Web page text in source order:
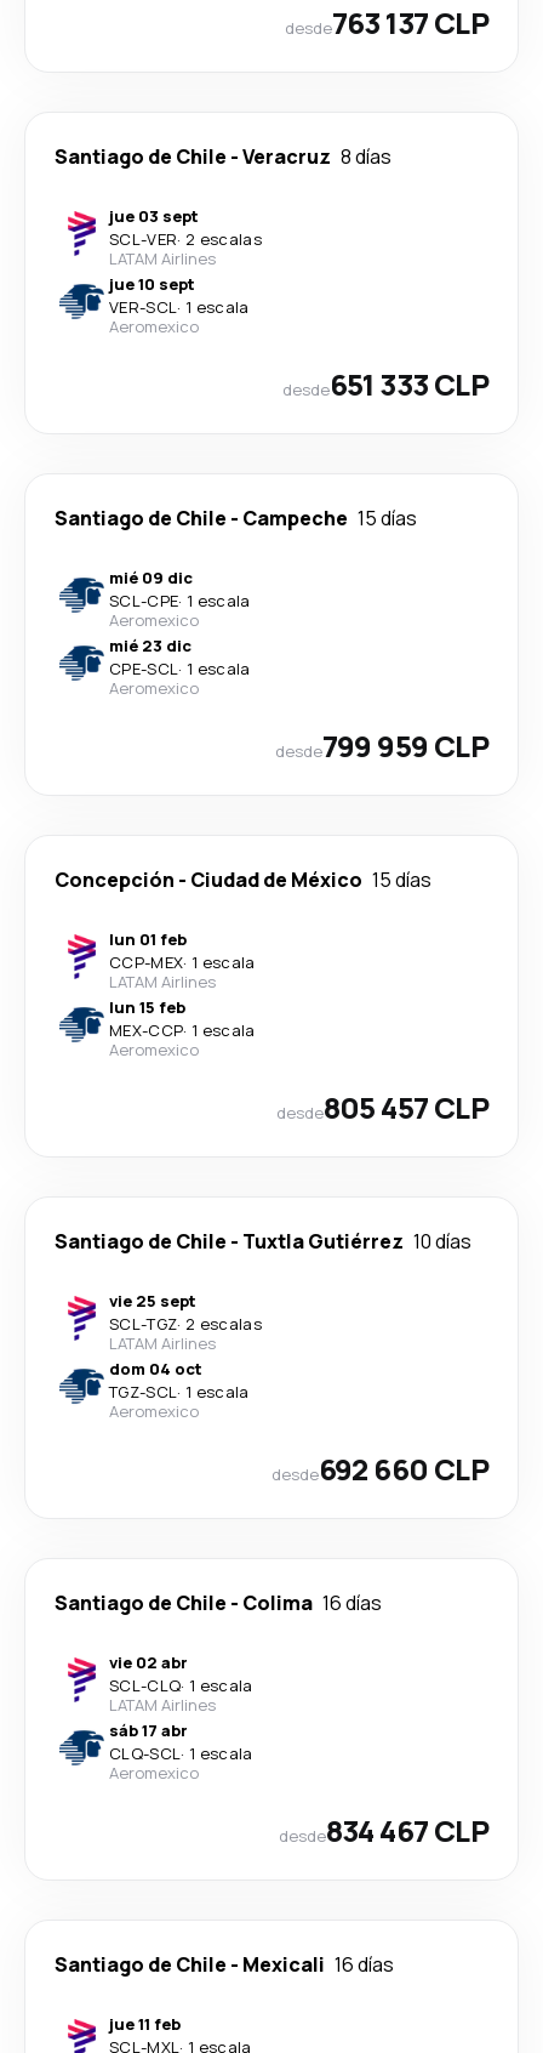
desde763 137 CLP
Santiago de Chile -Veracruz 8 días
jue 03 sept
SCL-VER· 2 escalas
LATAM Airlines
jue 10 sept
VER-SCL· 1 escala
Aeromexico
desde651 333 CLP
Santiago de Chile - Campeche 15 días
mié 09 dic
SCL-CPE· 1 escala
Aeromexico
mié 23 dic
CPE-SCL· 1 escala
Aeromexico
desde799 959 CLP
Concepción - Ciudad de México 15 días
lun 01 feb
CCP-MEX· 1 escala
LATAM Airlines
lun 15 feb
MEX-CCP· 1 escala
Aeromexico
desde805 457 CLP
Santiago de Chile - Tuxtla Gutiérrez 10 días
vie 25 sept
SCL-TGZ· 2 escalas
LATAM Airlines
dom 04 oct
TGZ-SCL· 1 escala
Aeromexico
desde692 660 CLP
Santiago de Chile - Colima 16 días
vie 02 abr
SCL-CLQ· 1 escala
LATAM Airlines
sáb 17 abr
CLQ-SCL· 1 escala
Aeromexico
desde834 467 CLP
Santiago de Chile - Mexicali 16 días
jue 11 feb
SCL-MXL· 1 escala